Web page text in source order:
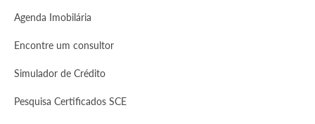
Agenda Imobilária
Encontre um consultor
Simulador de Crédito
Pesquisa Certificados SCE